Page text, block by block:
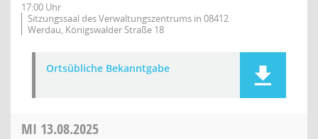
17:00 Uhr
Sitzungssaal des Verwaltungszentrums in 08412
Werdau, Königswalder Straße 18
Ortsübliche Bekanntgabe
MI 13.08.2025